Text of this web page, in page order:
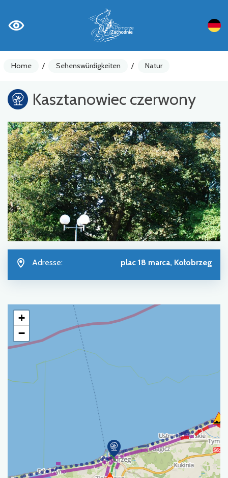
Home / Sehenswürdigkeiten / Natur
Kasztanowiec czerwony
Adresse: plac 18 marca, Kołobrzeg
+
−